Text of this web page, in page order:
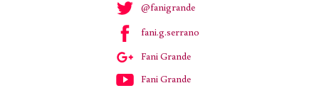
@fanigrande
fani.g.serrano
Fani Grande
Fani Grande